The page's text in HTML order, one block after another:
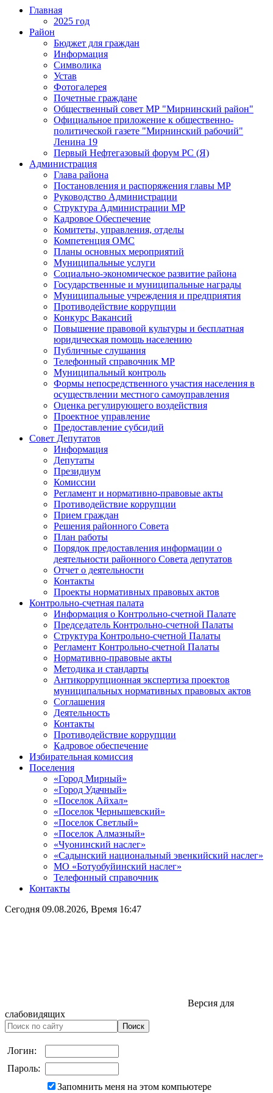
Главная
2025 год
Район
Бюджет для граждан
Информация
Символика
Устав
Фотогалерея
Почетные граждане
Общественный совет МР "Мирнинский район"
Официальное приложение к общественно-
политической газете "Мирнинский рабочий"
Ленина 19
Первый Нефтегазовый форум РС (Я)
Администрация
Глава района
Постановления и распоряжения главы МР
Руководство Администрации
Структура Администрации МР
Кадровое Обеспечение
Комитеты, управления, отделы
Компетенция ОМС
Планы основных мероприятий
Муниципальные услуги
Социально-экономическое развитие района
Государственные и муниципальные награды
Муниципальные учреждения и предприятия
Противодействие коррупции
Конкурс Вакансий
Повышение правовой культуры и бесплатная
юридическая помощь населению
Публичные слушания
Телефонный справочник МР
Муниципальный контроль
Формы непосредственного участия населения в
осуществлении местного самоуправления
Оценка регулирующего воздействия
Проектное управление
Предоставление субсидий
Совет Депутатов
Информация
Депутаты
Президиум
Комиссии
Регламент и нормативно-правовые акты
Противодействие коррупции
Прием граждан
Решения районного Совета
План работы
Порядок предоставления информации о
деятельности районного Совета депутатов
Отчет о деятельности
Контакты
Проекты нормативных правовых актов
Контрольно-счетная палата
Информация о Контрольно-счетной Палате
Председатель Контрольно-счетной Палаты
Структура Контрольно-счетной Палаты
Регламент Контрольно-счетной Палаты
Нормативно-правовые акты
Методика и стандарты
Антикоррупционная экспертиза проектов
муниципальных нормативных правовых актов
Соглашения
Деятельность
Контакты
Противодействие коррупции
Кадровое обеспечение
Избирательная комиссия
Поселения
«Город Мирный»
«Город Удачный»
«Поселок Айхал»
«Поселок Чернышевский»
«Поселок Светлый»
«Поселок Алмазный»
«Чуонинский наслег»
«Садынский национальный эвенкийский наслег»
МО «Ботуобуйинский наслег»
Телефонный справочник
Контакты
Сегодня 09.08.2026, Время 16:47
Версия для
слабовидящих
Логин:
Пароль:
Запомнить меня на этом компьютере